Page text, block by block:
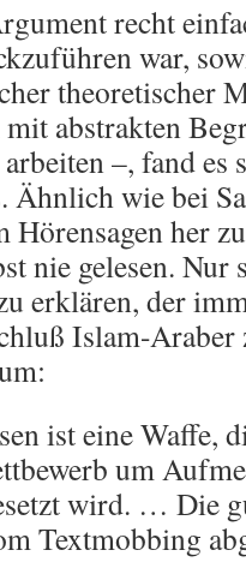
recht
war,
theoretischer
abstrakten
–, fand es
Ähnlich wie bei
her
nie gelesen. Nur
erklären, der
Islam-Araber
ist eine Waffe,
um
wird. … Die
Textmobbing